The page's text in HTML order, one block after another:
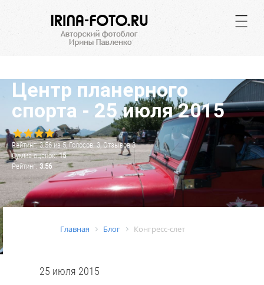
.
Центр планерного
спорта - 25 июля 2015
Рейтинг:3.56из5, Голосов:3, Отзывов3
Сумма оценок:15
Рейтинг: 3.56
Главная Блог Конгресс-слет
25 июля 2015